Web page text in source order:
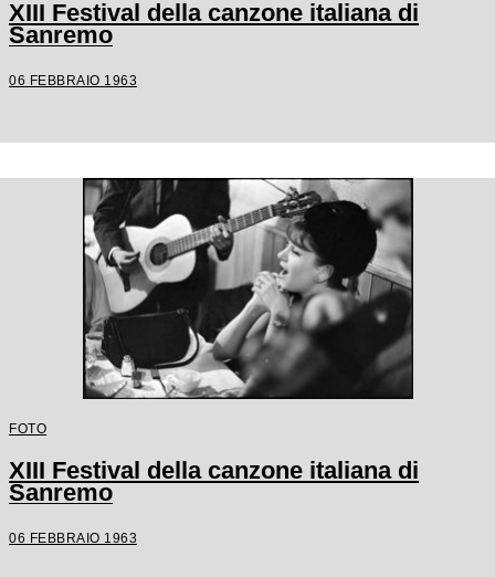
XIII Festival della canzone italiana di
Sanremo
06 FEBBRAIO 1963
FOTO
XIII Festival della canzone italiana di
Sanremo
06 FEBBRAIO 1963